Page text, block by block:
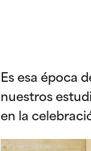
Es esa época
nuestros
en la